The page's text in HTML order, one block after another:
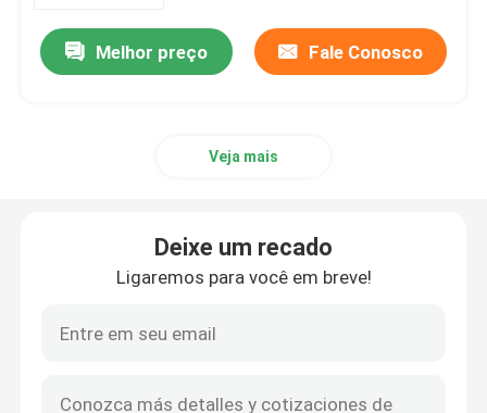
canal de aço
peças sobresselentes eletrônicas
Melhor preço Fale Conosco
Veja mais
Deixe um recado
Ligaremos para você em breve!